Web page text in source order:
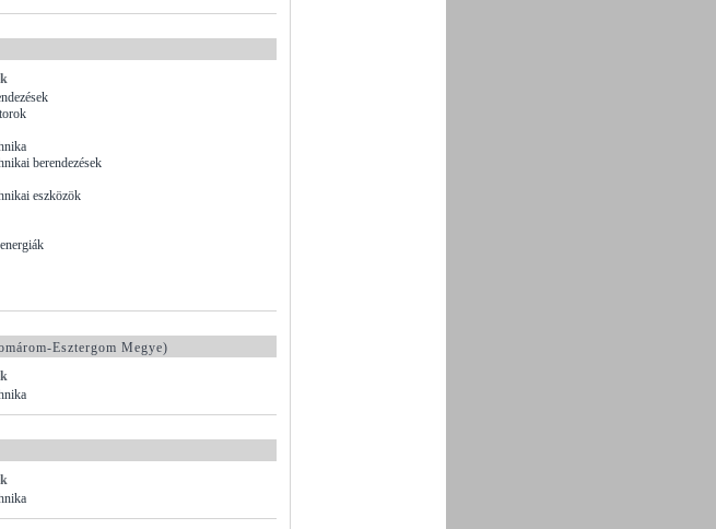
berendezések
eszközök
Esztergom Megye)